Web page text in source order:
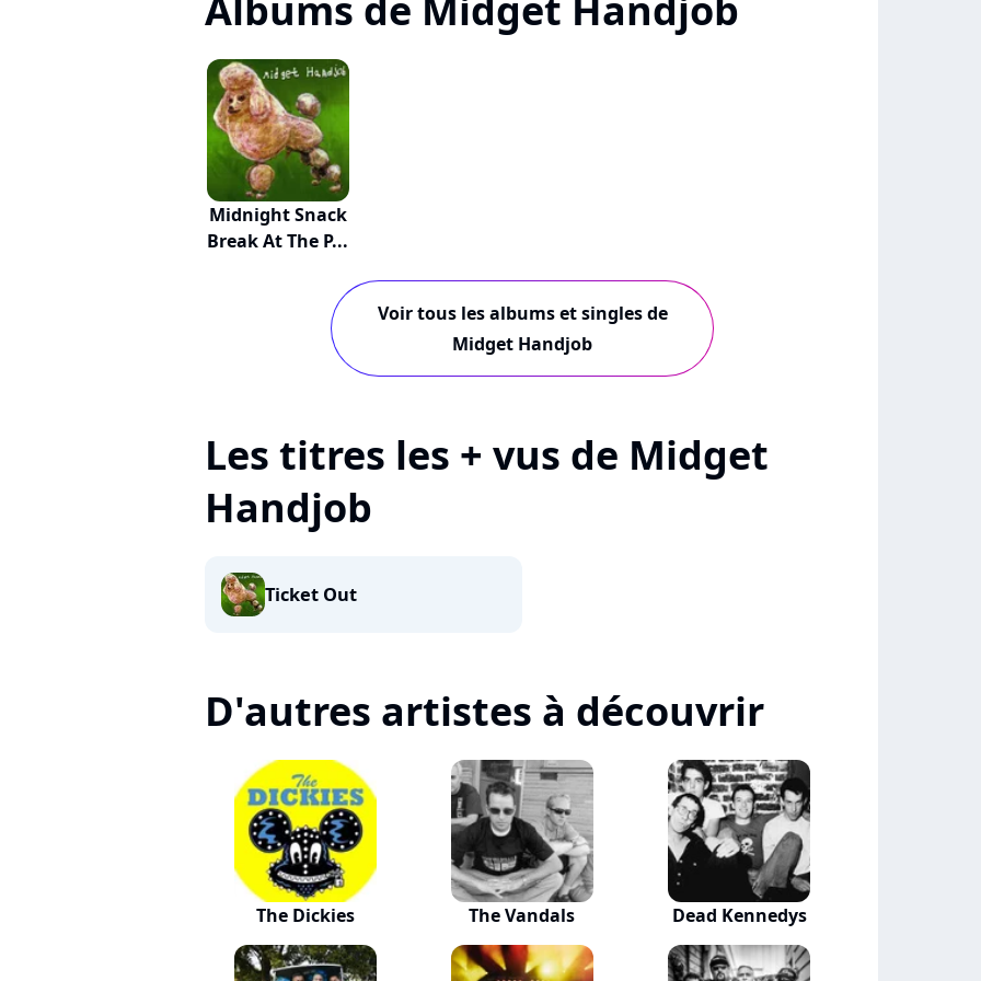
Midnight Snack
Break At The P...
Voir tous les albums et singles de
Midget Handjob
Les titres les + vus de Midget
Handjob
Ticket Out
D'autres artistes à découvrir
The Dickies The Vandals Dead Kennedys